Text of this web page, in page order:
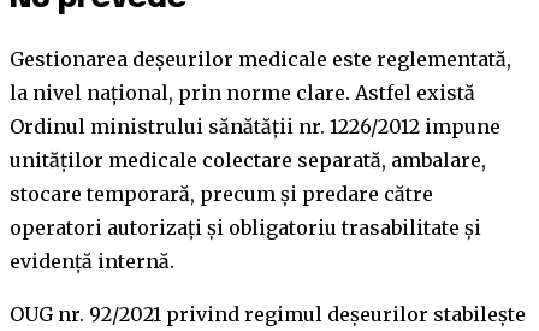
Gestionarea deșeurilor medicale este reglementată,
la nivel național, prin norme clare. Astfel există
Ordinul ministrului sănătății nr. 1226/2012 impune
unităților medicale colectare separată, ambalare,
stocare temporară, precum și predare către
operatori autorizați și obligatoriu trasabilitate și
evidență internă.
OUG nr. 92/2021 privind regimul deșeurilor stabilește